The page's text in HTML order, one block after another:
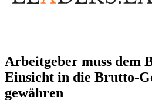
Arbeitgeber muss dem
Einsicht in die Brutto-
gewähren